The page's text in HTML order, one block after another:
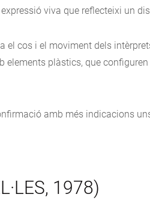
viva que reflecteixi un
el cos i el moviment dels
elements plàstics, que
amb més indicacions
1978)